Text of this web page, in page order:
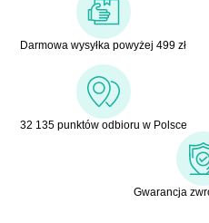
Darmowa wysyłka powyżej 499 zł
32 135 punktów odbioru w Polsce
Gwarancja